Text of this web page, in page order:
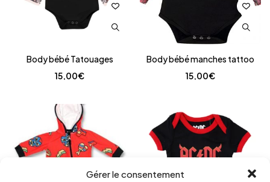
Gérer le consentement
Body bébé Tatouages
15,00€
Body bébé manches tattoo
15,00€